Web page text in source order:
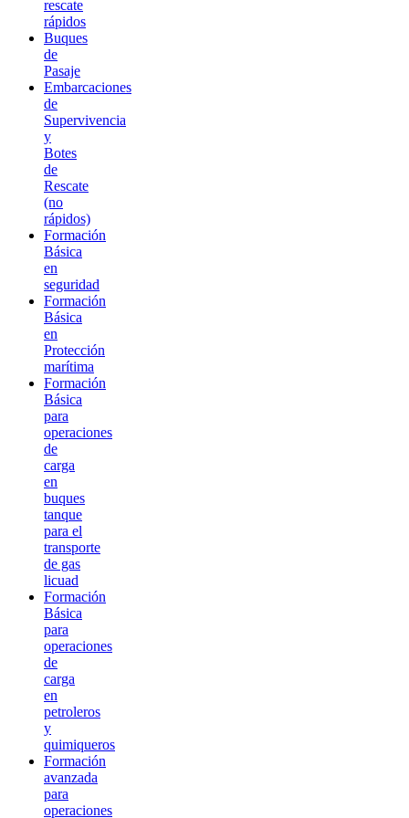
rescate
rápidos
Buques
de
Pasaje
Embarcaciones
de
Supervivencia
y
Botes
de
Rescate
(no
rápidos)
Formación
Básica
en
seguridad
Formación
Básica
en
Protección
marítima
Formación
Básica
para
operaciones
de
carga
en
buques
tanque
para el
transporte
de gas
licuad
Formación
Básica
para
operaciones
de
carga
en
petroleros
y
quimiqueros
Formación
avanzada
para
operaciones